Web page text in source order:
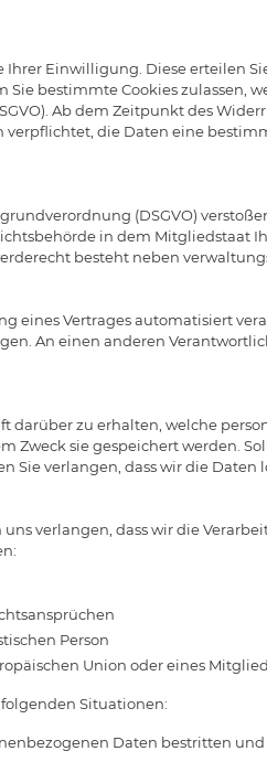
Einwilligung. Diese erteilen
Sie bestimmte Cookies zulassen,
Ab dem Zeitpunkt des
die Daten eine
(DSGVO)
in dem Mitgliedstaat
besteht neben
eines Vertrages automatisiert
An einen anderen
darüber zu erhalten, welche
sie gespeichert werden.
Sie verlangen, dass wir die Daten
verlangen, dass wir die
Person
Union oder eines
Situationen:
Daten bestritten